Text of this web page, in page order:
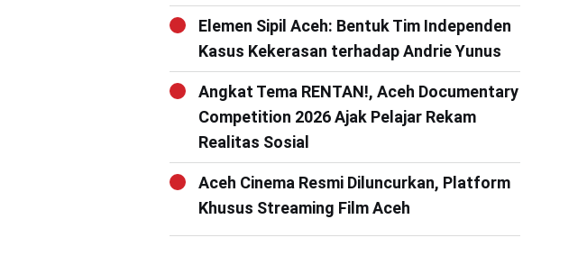
Elemen Sipil Aceh: Bentuk Tim Independen
Kasus Kekerasan terhadap Andrie Yunus
Angkat Tema RENTAN!, Aceh Documentary
Competition 2026 Ajak Pelajar Rekam
Realitas Sosial
Aceh Cinema Resmi Diluncurkan, Platform
Khusus Streaming Film Aceh